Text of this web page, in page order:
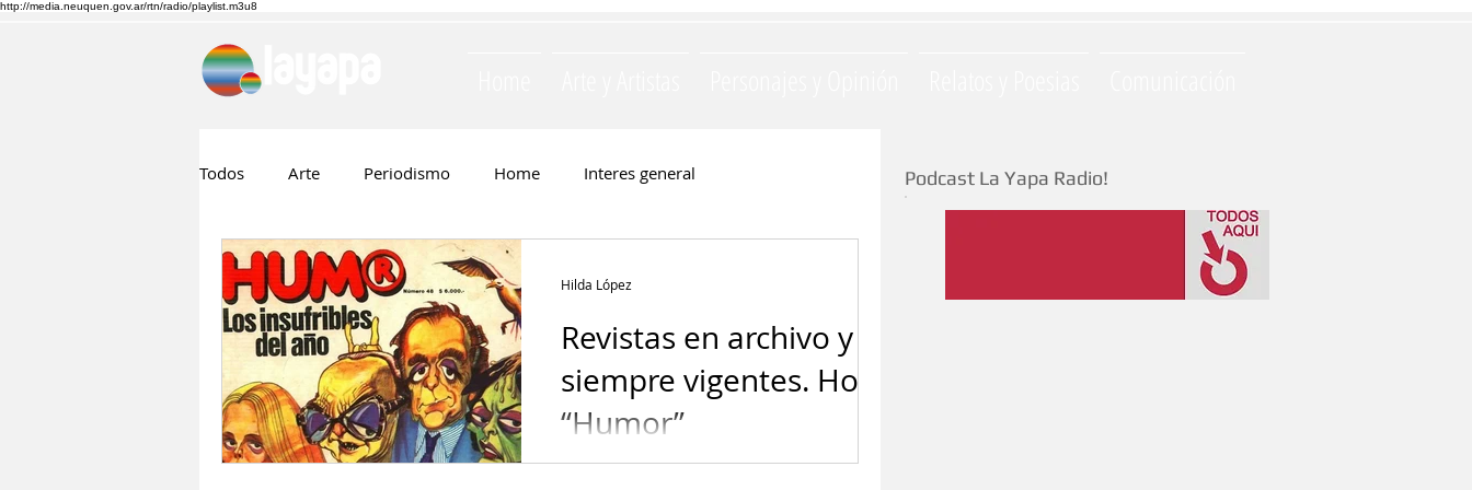
http://media.neuquen.gov.ar/rtn/radio/playlist.m3u8
Todos Arte Periodismo Home Interes general
Ruben Boggi Hilda Lopez
Musica Cine Nico Visne Silvia Majul La Yapa
Fernando Barraza Comunicación Invitados
Revistas en archivo y
siempre vigentes. Hoy:
“Humor”
El arte tuvo fuerte presencia en la
Hilda López
Podcast La Yapa Radio!